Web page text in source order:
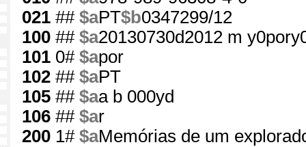
021 ## $aPT$b0347299/12
100 ## $a20130730d2012 m
101 0# $apor
102 ## $aPT
105 ## $aa b 000yd
106 ## $ar
200 1# $aMemórias de um